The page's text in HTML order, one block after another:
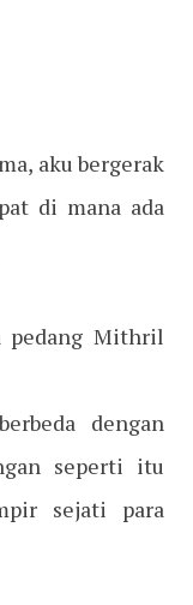
aku bergerak
di mana ada
pedang Mithril
dengan
seperti itu
sejati para